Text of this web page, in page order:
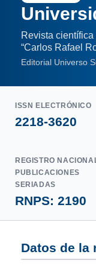
Revista
“Carlos Rafael
Editorial Universo
ISSN ELECTRÓNICO
2218-3620
REGISTRO
PUBLICACIONES
SERIADAS
RNPS: 2190
Datos de la